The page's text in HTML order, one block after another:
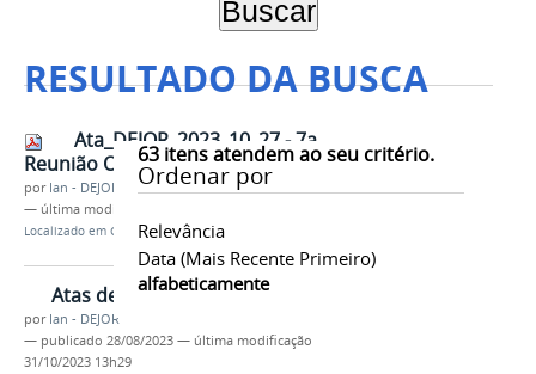
RESULTADO DA BUSCA
63itens atendem ao seu critério.
Ordenar por
Relevância
Data (mais Recente Primeiro)
alfabeticamente
Ata_DEJOR_2023_10_27 - 7a
Reunião ORDINÁRIA.pdf
por Ian - DEJOR
— última modificação
Localizado em Contents /Documentos
Atas de 2023
por Ian - DEJOR
— publicado 28/08/2023 — última modificação
31/10/2023 13h29